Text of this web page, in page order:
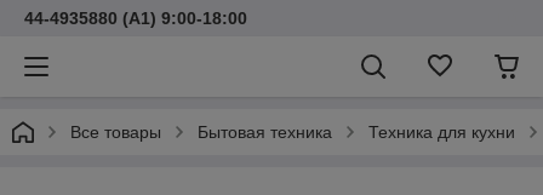
44-4935880 (A1) 9:00-18:00
Все товары Бытовая техника Техника для кухни